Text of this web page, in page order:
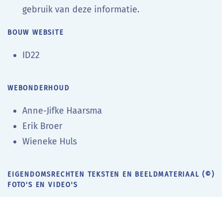
gebruik van deze informatie.
BOUW WEBSITE
ID22
WEBONDERHOUD
Anne-Jifke Haarsma
Erik Broer
Wieneke Huls
EIGENDOMSRECHTEN TEKSTEN EN BEELDMATERIAAL (©)
FOTO'S EN VIDEO'S